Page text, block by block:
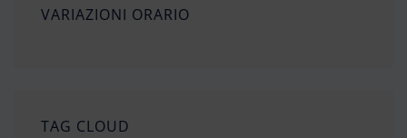
VARIAZIONI ORARIO
TAG CLOUD